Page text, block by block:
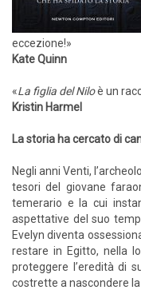
eccezione!»
Kate Quinn
«La figlia del Niloè un
Kristin Harmel
La storia ha cercato di
Negli anni Venti,
tesori del giovane
temerario e la cui
aspettative del suo
Evelyn diventa
restare in Egitto, nella
proteggere l’eredità di
costrette a nascondere